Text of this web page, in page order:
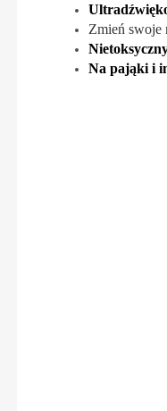
Zmień swoje
Na pająki i